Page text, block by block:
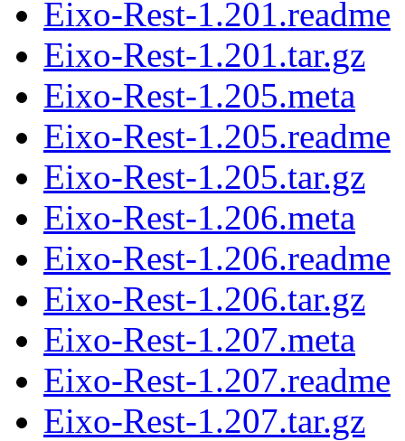
Eixo-Rest-1.201.readme
Eixo-Rest-1.201.tar.gz
Eixo-Rest-1.205.meta
Eixo-Rest-1.205.readme
Eixo-Rest-1.205.tar.gz
Eixo-Rest-1.206.meta
Eixo-Rest-1.206.readme
Eixo-Rest-1.206.tar.gz
Eixo-Rest-1.207.meta
Eixo-Rest-1.207.readme
Eixo-Rest-1.207.tar.gz